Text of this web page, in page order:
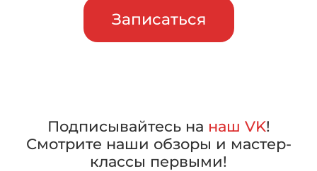
Записаться
Подписывайтесь на наш VK!
Смотрите наши обзоры и мастер-
классы первыми!